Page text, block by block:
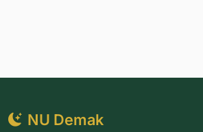
NU Demak